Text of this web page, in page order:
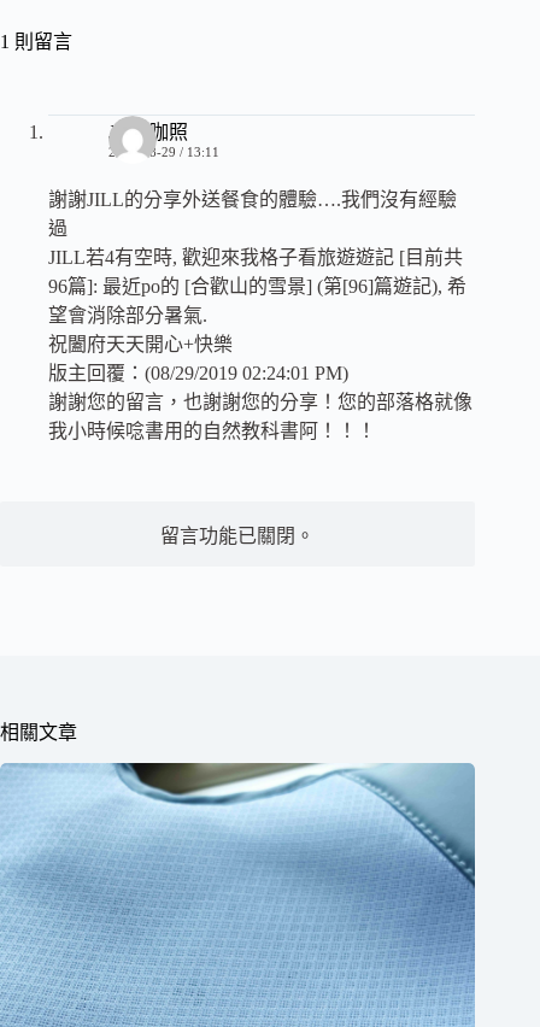
1 則留言
JeJe4咖照
2019-08-29 / 13:11
謝謝JILL的分享外送餐食的體驗….我們沒有經驗
過
JILL若4有空時, 歡迎來我格子看旅遊遊記 [目前共
96篇]: 最近po的 [合歡山的雪景] (第[96]篇遊記), 希
望會消除部分暑氣.
祝闔府天天開心+快樂
版主回覆：(08/29/2019 02:24:01 PM)
謝謝您的留言，也謝謝您的分享！您的部落格就像
我小時候唸書用的自然教科書阿！！！
留言功能已關閉。
相關文章